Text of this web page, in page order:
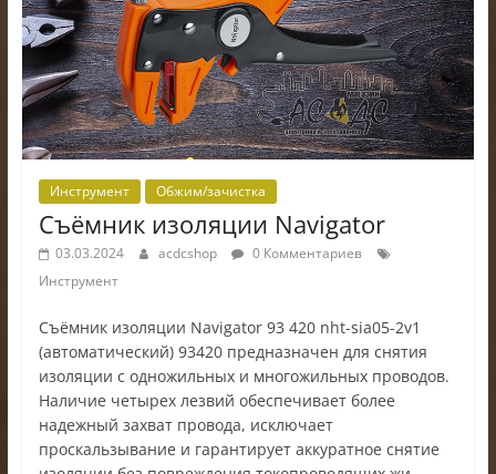
Инструмент Обжим/зачистка
Съёмник изоляции Navigator
03.03.2024 acdcshop
0 Комментариев
Инструмент
Съёмник изоляции Navigator 93 420 nht-sia05-2v1
(автоматический) 93420 предназначен для снятия
изоляции с одножильных и многожильных проводов.
Наличие четырех лезвий обеспечивает более
надежный захват провода, исключает
проскальзывание и гарантирует аккуратное снятие